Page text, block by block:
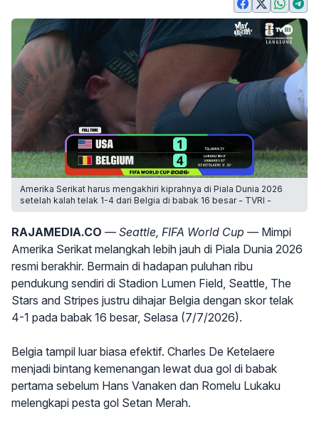
Amerika Serikat harus mengakhiri kiprahnya di Piala Dunia 2026
setelah kalah telak 1-4 dari Belgia di babak 16 besar - TVRI -
RAJAMEDIA.CO — Seattle, FIFA World Cup —Mimpi
Amerika Serikat melangkah lebih jauh di Piala Dunia 2026
resmi berakhir. Bermain di hadapan puluhan ribu
pendukung sendiri di Stadion Lumen Field, Seattle, The
Stars and Stripes justru dihajar Belgia dengan skor telak
4-1 pada babak 16 besar, Selasa (7/7/2026).
Belgia tampil luar biasa efektif. Charles De Ketelaere
menjadi bintang kemenangan lewat dua gol di babak
pertama sebelum Hans Vanaken dan Romelu Lukaku
melengkapi pesta gol Setan Merah.